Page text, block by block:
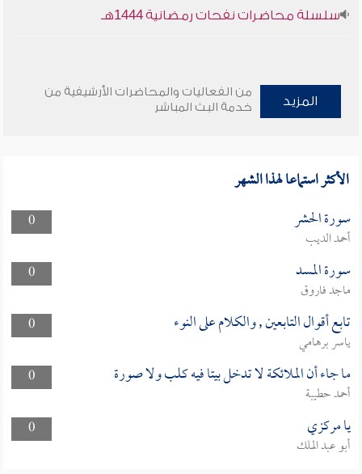
سلسلة محاضرات نفحات رمضانية 1444هـ
المزيد
من الفعاليات والمحاضرات الأرشيفية من
خدمة البث المباشر
الأكثر استماعا لهذا الشهر
0 سورة الحشر
أحمد الديب
0
سورة المسد
ماجد فاروق
0
تابع أقوال التابعين , والكلام على النوء
ياسر برهامي
0
ما جاء أن الملائكة لا تدخل بيتا فيه كلب ولا صورة
أحمد حطيبة
0
يا مركزي
أبو عبد الملك